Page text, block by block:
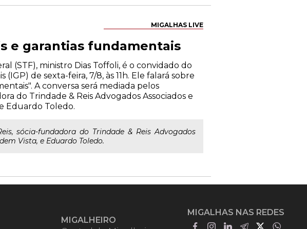
MIGALHAS LIVE
e garantias fundamentais
(STF), ministro Dias Toffoli, é o convidado do
de sexta-feira, 7/8, às 11h. Ele falará sobre
A conversa será mediada pelos
do Trindade & Reis Advogados Associados e
Eduardo Toledo.
sócia-fundadora do Trindade & Reis Advogados
Vista, e Eduardo Toledo.
MIGALHEIRO
MIGALHAS NAS REDES